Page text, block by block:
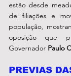
estão desde
de filiações e
população,
oposição que
Governador Paulo
PREVIAS